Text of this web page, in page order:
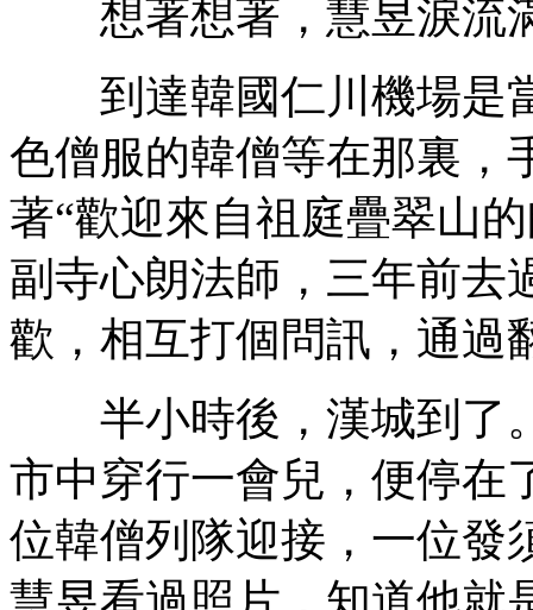
想著想著，慧昱淚流
到達韓國仁川機場是
色僧服的韓僧等在那裏，
著“歡迎來自祖庭疊翠山
副寺心朗法師，三年前去
歡，相互打個問訊，通過
半小時後，漢城到了
市中穿行一會兒，便停在
位韓僧列隊迎接，一位發